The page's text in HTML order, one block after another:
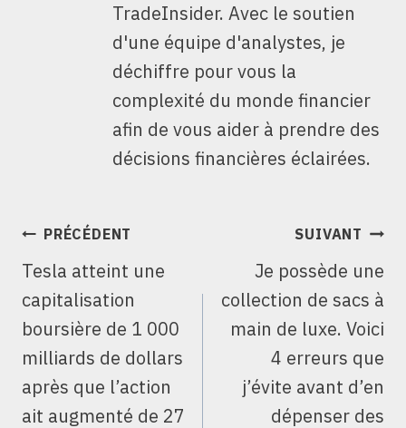
TradeInsider. Avec le soutien
d'une équipe d'analystes, je
déchiffre pour vous la
complexité du monde financier
afin de vous aider à prendre des
décisions financières éclairées.
NAVIGATION
L’ARTICLE
PRÉCÉDENT
Tesla atteint une
capitalisation
boursière de 1 000
milliards de dollars
après que l’action
ait augmenté de 27
SUIVANT
Je possède une
collection de sacs à
main de luxe. Voici
4 erreurs que
j’évite avant d’en
dépenser des